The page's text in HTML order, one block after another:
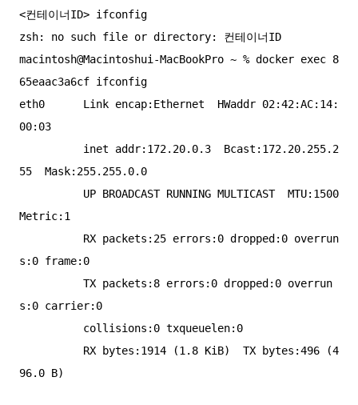
<컨테이너ID> ifconfig
zsh: no such file or directory: 컨테이너ID
macintosh@Macintoshui-MacBookPro ~ % docker exec 8
65eaac3a6cf ifconfig
eth0      Link encap:Ethernet  HWaddr 02:42:AC:14:
00:03
55  Mask:255.255.0.0
Metric:1
s:0 frame:0
s:0 carrier:0
96.0 B)